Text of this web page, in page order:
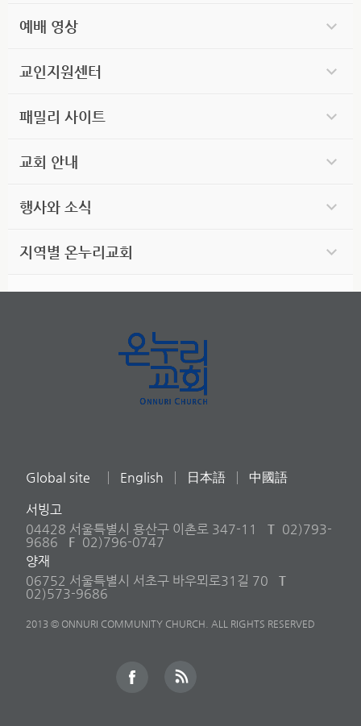
예배 영상
교인지원센터
패밀리 사이트
교회 안내
행사와 소식
지역별 온누리교회
Global site English 日本語 中國語
서빙고
04428 서울특별시 용산구 이촌로 347-11
T 02)793-
9686
F 02)796-0747
양재
06752 서울특별시 서초구 바우뫼로31길 70
T
02)573-9686
2013 © ONNURI COMMUNITY CHURCH. ALL RIGHTS RESERVED